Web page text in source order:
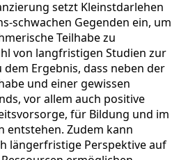
setzt Kleinstdarlehen
schwachen Gegenden ein, um
Teilhabe zu
von langfristigen Studien zur
Ergebnis, dass neben der
und einer gewissen
vor allem auch positive
für Bildung und im
entstehen. Zudem kann
längerfristige Perspektive auf